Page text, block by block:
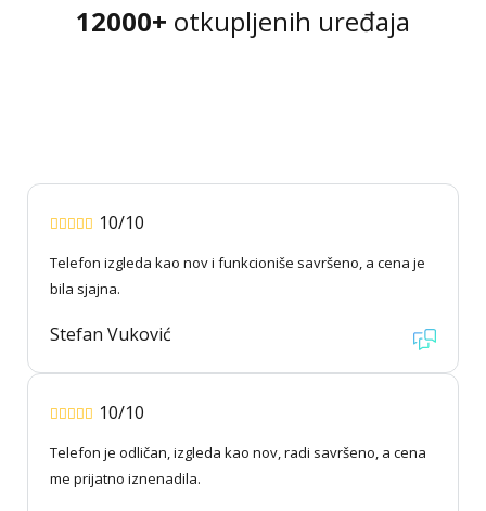
12000+ otkupljenih uređaja
10/10
Telefon izgleda kao nov i funkcioniše savršeno, a cena je
bila sjajna.
Stefan Vuković
10/10
Telefon je odličan, izgleda kao nov, radi savršeno, a cena
me prijatno iznenadila.